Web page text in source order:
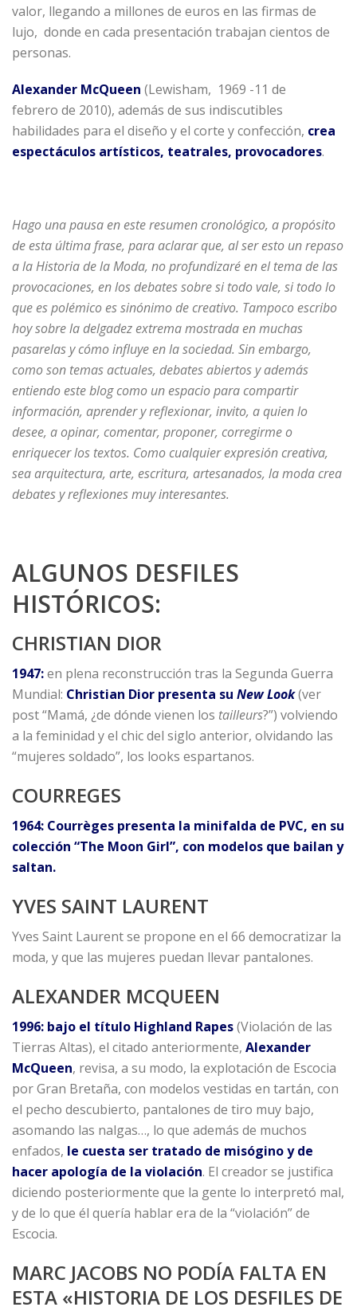
valor, llegando a millones de euros en las firmas de
lujo, donde en cada presentación trabajan cientos de
personas.
Alexander McQueen (Lewisham, 1969 -11 de
febrero de 2010), además de sus indiscutibles
habilidades para el diseño y el corte y confección, crea
espectáculos artísticos, teatrales, provocadores.
Hago una pausa en este resumen cronológico, a propósito
de esta última frase, para aclarar que, al ser esto un repaso
a la Historia de la Moda, no profundizaré en el tema de las
provocaciones, en los debates sobre si todo vale, si todo lo
que es polémico es sinónimo de creativo. Tampoco escribo
hoy sobre la delgadez extrema mostrada en muchas
pasarelas y cómo influye en la sociedad. Sin embargo,
como son temas actuales, debates abiertos y además
entiendo este blog como un espacio para compartir
información, aprender y reflexionar, invito, a quien lo
desee, a opinar, comentar, proponer, corregirme o
enriquecer los textos. Como cualquier expresión creativa,
sea arquitectura, arte, escritura, artesanados, la moda crea
debates y reflexiones muy interesantes.
ALGUNOS DESFILES
HISTÓRICOS:
CHRISTIAN DIOR
1947:en plena reconstrucción tras la Segunda Guerra
Mundial: Christian Dior presenta su New Look(ver
post “Mamá, ¿de dónde vienen los tailleurs?”) volviendo
a la feminidad y el chic del siglo anterior, olvidando las
“mujeres soldado”, los looks espartanos.
COURREGES
1964: Courrèges presenta la minifalda de PVC, en su
colección “The Moon Girl”, con modelos que bailan y
saltan.
YVES SAINT LAURENT
Yves Saint Laurent se propone en el 66 democratizar la
moda, y que las mujeres puedan llevar pantalones.
ALEXANDER MCQUEEN
1996: bajo el título Highland Rapes(Violación de las
Tierras Altas), el citado anteriormente, Alexander
McQueen, revisa, a su modo, la explotación de Escocia
por Gran Bretaña, con modelos vestidas en tartán, con
el pecho descubierto, pantalones de tiro muy bajo,
asomando las nalgas…, lo que además de muchos
enfados, le cuesta ser tratado de misógino y de
hacer apología de la violación. El creador se justifica
diciendo posteriormente que la gente lo interpretó mal,
y de lo que él quería hablar era de la “violación” de
Escocia.
MARC JACOBS NO PODÍA FALTA EN
ESTA «HISTORIA DE LOS DESFILES DE